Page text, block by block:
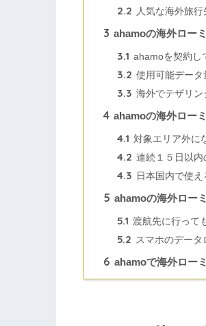
2.2 人気な海外旅
3 ahamoの海外ロー
3.1 ahamoを契約し
3.2 使用可能データ
3.3 海外でテザリン
4 ahamoの海外ロー
4.1 対象エリア外に
4.2 連続１５日以
4.3 日本国内で使
5 ahamoの海外ロー
5.1 渡航先に行って
5.2 スマホのデー
6 ahamoで海外ロー